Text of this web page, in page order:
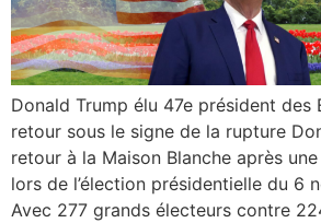
Donald Trump élu 47e président des
retour sous le signe de la rupture
retour à la Maison Blanche après
lors de l’élection présidentielle du 6
Avec 277 grands électeurs contre